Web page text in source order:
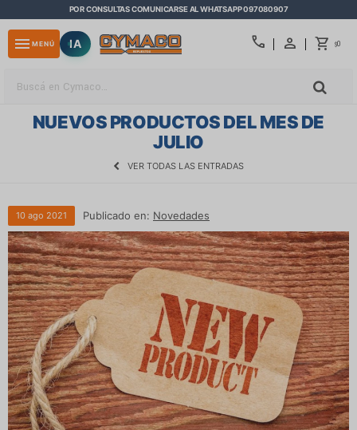
POR CONSULTAS COMUNICARSE AL WHATSAPP 097080907
call $0
menu MENÚ IA
NUEVOS PRODUCTOS DEL MES DE
JULIO
VER TODAS LAS ENTRADAS
10 ago 2021 Publicado en: Novedades
close